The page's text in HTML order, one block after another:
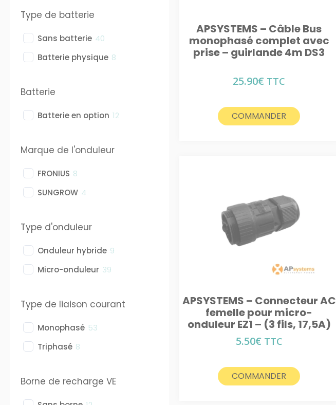
Type de batterie
Sans batterie 40
Batterie physique 8
Batterie
Batterie en option 12
Marque de l'onduleur
FRONIUS 8
SUNGROW 4
Type d'onduleur
Onduleur hybride 9
Micro-onduleur 39
Type de liaison courant
Monophasé 53
Triphasé 8
Borne de recharge VE
APSYSTEMS – Câble Bus
monophasé complet avec
prise – guirlande 4m DS3
25.90€ TTC
COMMANDER
APSYSTEMS – Connecteur AC
femelle pour micro-
onduleur EZ1 – (3 fils, 17,5A)
5.50€ TTC
COMMANDER